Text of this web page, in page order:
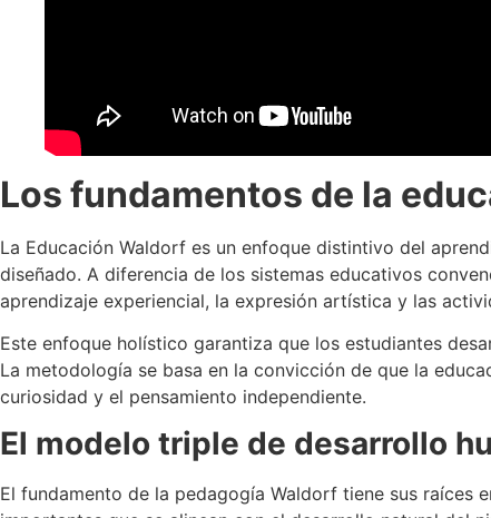
Los fundamentos de la
La Educación Waldorf es un enfoque distintivo del
diseñado. A diferencia de los sistemas educativos
aprendizaje experiencial, la expresión artística y las
Este enfoque holístico garantiza que los estudiantes
La metodología se basa en la convicción de que la
curiosidad y el pensamiento independiente.
El modelo triple de desarrollo
El fundamento de la pedagogía Waldorf tiene sus raíces